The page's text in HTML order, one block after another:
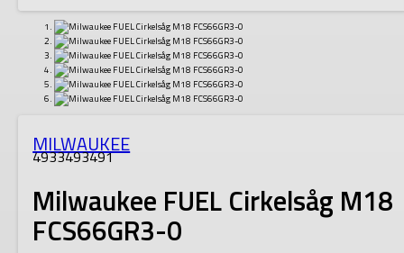
MILWAUKEE
4933493491
Milwaukee FUEL Cirkelsåg M18
FCS66GR3-0